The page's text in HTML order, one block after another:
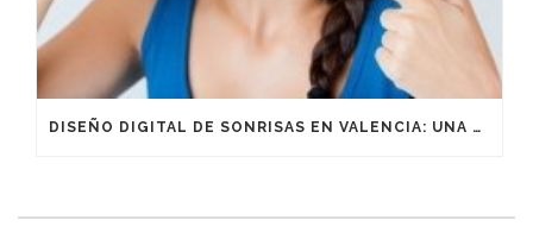
DISEÑO DIGITAL DE SONRISAS EN VALENCIA: UNA TÉCNICA CON ALTO COMPONENTE EMOCIONAL